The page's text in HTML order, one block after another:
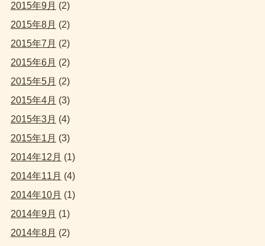
2015年9月 (2)
2015年8月 (2)
2015年7月 (2)
2015年6月 (2)
2015年5月 (2)
2015年4月 (3)
2015年3月 (4)
2015年1月 (3)
2014年12月 (1)
2014年11月 (4)
2014年10月 (1)
2014年9月 (1)
2014年8月 (2)